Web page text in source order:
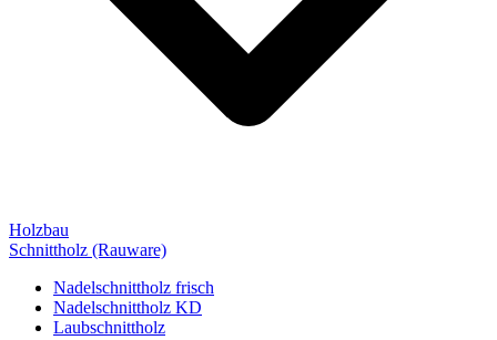
Holzbau
Schnittholz (Rauware)
Nadelschnittholz frisch
Nadelschnittholz KD
Laubschnittholz